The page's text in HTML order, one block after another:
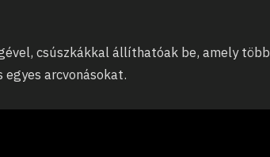
csúszkákkal állíthatóak be, amely több
arcvonásokat.